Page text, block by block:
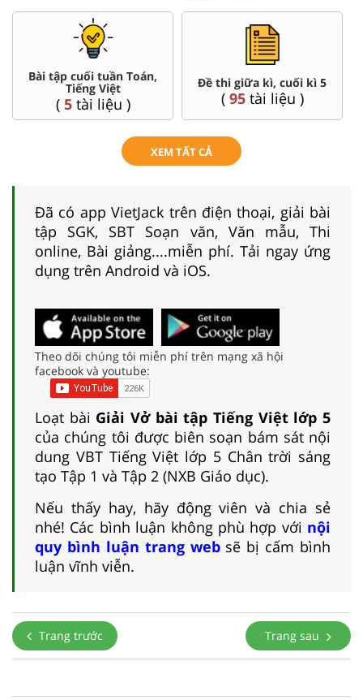
Bài tập cuối tuần Toán,
Tiếng Việt
( 5tài liệu )
Đề thi giữa kì, cuối kì 5
( 95tài liệu )
XEM TẤT CẢ
Đã có app VietJack trên điện thoại, giải bài
tập SGK, SBT Soạn văn, Văn mẫu, Thi
online, Bài giảng....miễn phí. Tải ngay ứng
dụng trên Android và iOS.
Theo dõi chúng tôi miễn phí trên mạng xã hội
facebook và youtube:
Loạt bài Giải Vở bài tập Tiếng Việt lớp 5
của chúng tôi được biên soạn bám sát nội
dung VBT Tiếng Việt lớp 5 Chân trời sáng
tạo Tập 1 và Tập 2 (NXB Giáo dục).
Nếu thấy hay, hãy động viên và chia sẻ
nhé! Các bình luận không phù hợp với nội
quy bình luận trang websẽ bị cấm bình
luận vĩnh viễn.
Trang trước Trang sau